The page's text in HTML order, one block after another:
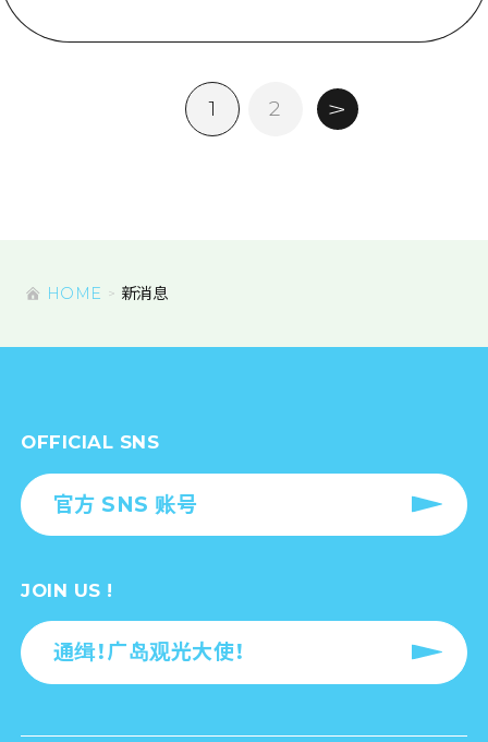
1 2
HOME 新消息
OFFICIAL SNS
官方 SNS 账号
JOIN US !
通缉！广岛观光大使！